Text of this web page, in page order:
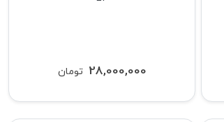
تومان 28,000,000